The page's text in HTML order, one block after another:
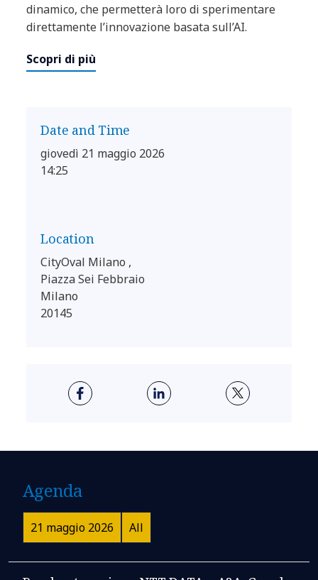
dinamico, che permetterà loro di sperimentare
direttamente l’innovazione basata sull’AI.
Scopri di più
Date and Time
giovedì 21 maggio 2026
14:25
Location
CityOval Milano ,
Piazza Sei Febbraio
Milano
20145
Agenda
21 maggio 2026 All